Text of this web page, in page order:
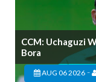
CCM: Uchaguzi
Bora
AUG 06 2026 -